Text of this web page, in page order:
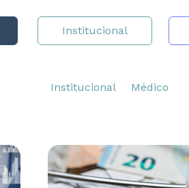
Institucional
Institucional Médico